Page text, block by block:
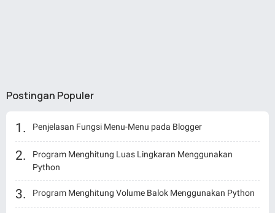
Postingan Populer
Penjelasan Fungsi Menu-Menu pada Blogger
Program Menghitung Luas Lingkaran Menggunakan
Python
Program Menghitung Volume Balok Menggunakan Python